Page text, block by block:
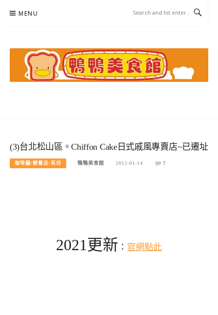
MENU
(3)台北松山區。Chiffon Cake日式戚風專賣店~已遷址
咖啡廳/簡餐店/茶坊 鴨鴨美食館 2012-01-14 7
2021更新 ： 官網點此